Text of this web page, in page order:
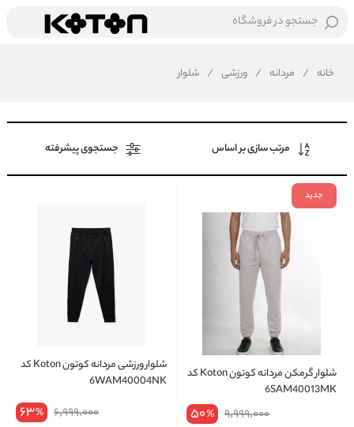
جستجو در فروشگاه
خانه / مردانه / ورزشی / شلوار
مرتب سازی بر اساس جستجوی پیشرفته
جدید
شلوار گرمکن مردانه کوتون Koton کد
6SAM40013MK
9,999,000
50%
شلوار ورزشی مردانه کوتون Koton کد
6WAM40004NK
6,999,000
63%